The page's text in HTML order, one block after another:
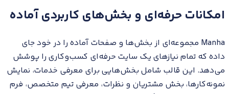
امکانات حرفه‌ای و بخش‌های کاربردی آماده
Manha مجموعه‌ای از بخش‌ها و صفحات آماده را در خود جای
داده که تمام نیازهای یک سایت حرفه‌ای کسب‌وکاری را پوشش
می‌دهد. این قالب شامل بخش‌هایی برای معرفی خدمات، نمایش
نمونه‌کارها، بخش مشتریان و نظرات، معرفی تیم متخصص، فرم